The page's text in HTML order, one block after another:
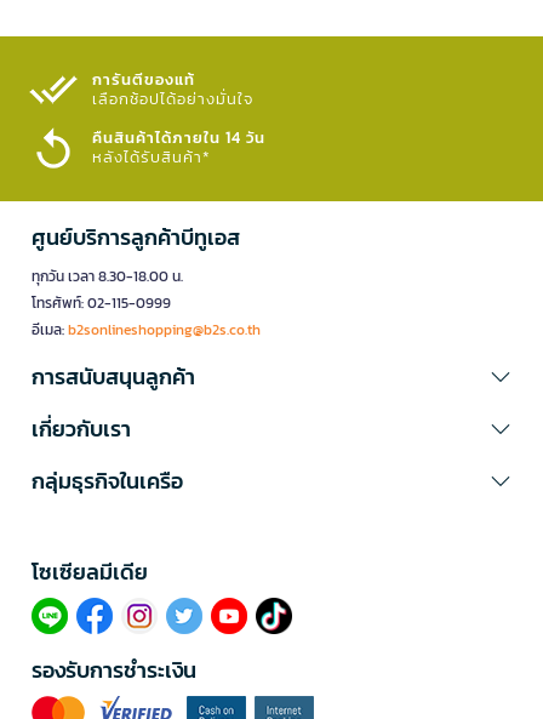
การันตีของแท้
เลือกช้อปได้อย่างมั่นใจ​
คืนสินค้าได้ภายใน 14 วัน
หลังได้รับสินค้า*
ศูนย์บริการลูกค้าบีทูเอส
ทุกวัน เวลา 8.30-18.00 น.
โทรศัพท์: 02-115-0999
อีเมล:b2sonlineshopping@b2s.co.th
การสนับสนุนลูกค้า
เกี่ยวกับเรา
กลุ่มธุรกิจในเครือ
โซเซียลมีเดีย​
รองรับการชำระเงิน